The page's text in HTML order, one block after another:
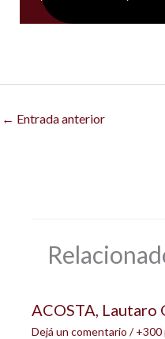
← Entrada anterior
ACOSTA, Lautaro
Dejá un comentario /+300